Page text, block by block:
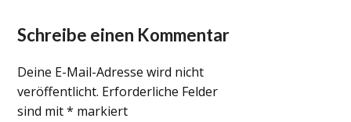
Schreibe einen Kommentar
Deine E-Mail-Adresse wird nicht
veröffentlicht. Erforderliche Felder
sind mit* markiert